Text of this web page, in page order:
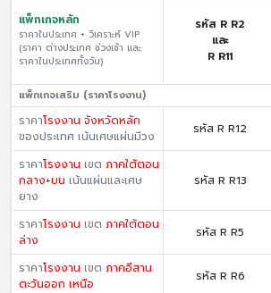
แพ็กเกจหลัก
ราคาในประเทศ + วิเคราะห์ VIP
(ราคา ต่างประเทศ ช่วงเช้า และ
ราคาในประเทศทั้งวัน)
รหัส R R2
และ
R R11
แพ็กเกจเสริม (ราคาโรงงาน)
ราคาโรงงาน จังหวัดหลัก
ของประเทศ เน้นเศษแผ่นมีวง
รหัส R R12
ราคาโรงงาน เขต ภาคใต้ตอน
กลาง+บน เน้นแผ่นและเศษ
ยาง
รหัส R R13
ราคาโรงงาน เขต ภาคใต้ตอน
ล่าง
รหัส R R5
ราคาโรงงาน เขต ภาคอีสาน
ตะวันออก เหนือ
รหัส R R6